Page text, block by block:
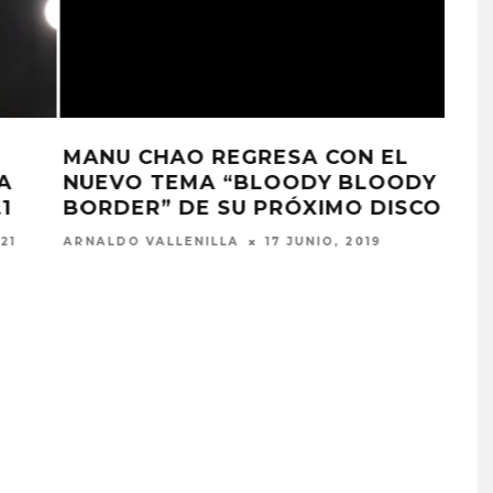
MANU CHAO REGALA SU NUEVA
CANCIÓN “PALABRAS DE VERDAD”
ERNESTO RODRIGUEZ 8 DICIEMBRE, 2017